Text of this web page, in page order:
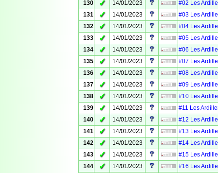
130 ✓ 14/01/2023
#02 Les
131
✓ 14/01/2023
#03 Les
132
✓ 14/01/2023
#04 Les
133
✓ 14/01/2023
#05 Les
134
✓ 14/01/2023
#06 Les
135
✓ 14/01/2023
#07 Les
136
✓ 14/01/2023
#08 Les
137
✓ 14/01/2023
#09 Les
138
✓ 14/01/2023
#10 Les
139
✓ 14/01/2023
#11 Les
140
✓ 14/01/2023
#12 Les
141
✓ 14/01/2023
#13 Les
142
✓ 14/01/2023
#14 Les
143
✓ 14/01/2023
#15 Les
144
✓ 14/01/2023
#16 Les